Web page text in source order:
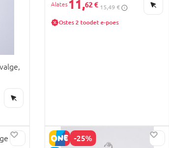
11,62 € 15,49 €
Ostes 2 toodet e-poes
44
-25%